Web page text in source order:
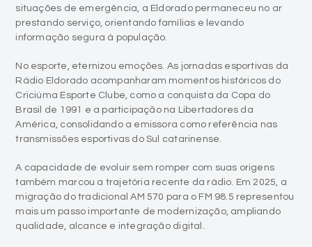
situações de emergência, a Eldorado permaneceu no ar
prestando serviço, orientando famílias e levando
informação segura à população.
No esporte, eternizou emoções. As jornadas esportivas da
Rádio Eldorado acompanharam momentos históricos do
Criciúma Esporte Clube, como a conquista da Copa do
Brasil de 1991 e a participação na Libertadores da
América, consolidando a emissora como referência nas
transmissões esportivas do Sul catarinense.
A capacidade de evoluir sem romper com suas origens
também marcou a trajetória recente da rádio. Em 2025, a
migração do tradicional AM 570 para o FM 98.5 representou
mais um passo importante de modernização, ampliando
qualidade, alcance e integração digital.